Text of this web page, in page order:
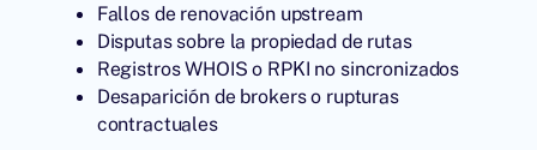
Fallos de renovación upstream
Disputas sobre la propiedad de rutas
Registros WHOIS o RPKI no sincronizados
Desaparición de brokers o rupturas
contractuales